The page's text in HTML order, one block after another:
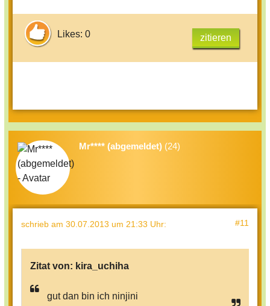
Likes: 0 zitieren
Mr**** (abgemeldet) (24)
schrieb am 30.07.2013 um 21:33 Uhr: #11
Zitat von: kira_uchiha
gut dan bin ich ninjini